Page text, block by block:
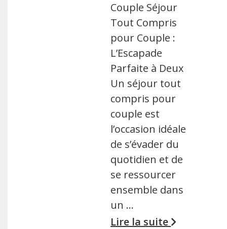
Couple Séjour
Tout Compris
pour Couple :
L’Escapade
Parfaite à Deux
Un séjour tout
compris pour
couple est
l’occasion idéale
de s’évader du
quotidien et de
se ressourcer
ensemble dans
un …
Lire la suite